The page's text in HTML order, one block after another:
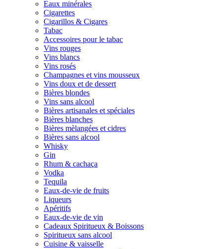
Eaux minérales
Cigarettes
Cigarillos & Cigares
Tabac
Accessoires pour le tabac
Vins rouges
Vins blancs
Vins rosés
Champagnes et vins mousseux
Vins doux et de dessert
Bières blondes
Vins sans alcool
Bières artisanales et spéciales
Bières blanches
Bières mèlangées et cidres
Bières sans alcool
Whisky
Gin
Rhum & cachaça
Vodka
Tequila
Eaux-de-vie de fruits
Liqueurs
Apéritifs
Eaux-de-vie de vin
Cadeaux Spiritueux & Boissons
Spiritueux sans alcool
Cuisine & vaisselle